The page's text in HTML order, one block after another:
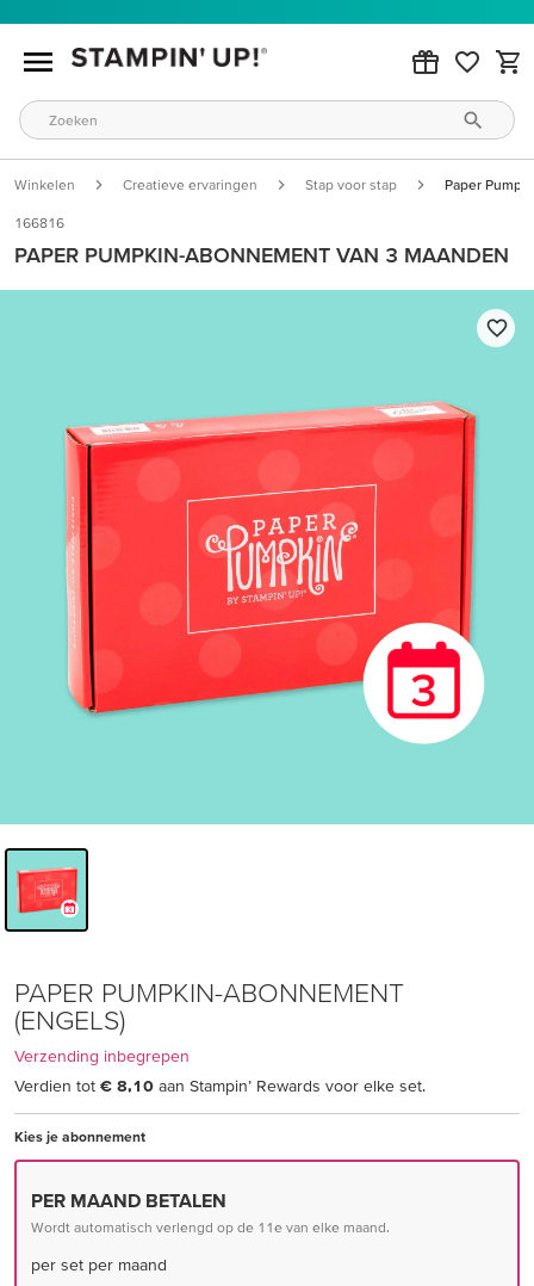
Winkelen Creatieve ervaringen Stap voor stap Paper
166816
PAPER PUMPKIN-ABONNEMENT VAN 3 MAANDEN
PAPER PUMPKIN-ABONNEMENT
(ENGELS)
Verzending inbegrepen
Verdien tot € 8,10 aan Stampin’ Rewards voor elke set.
Kies je abonnement
PER MAAND BETALEN
Wordt automatisch verlengd op de 11e van elke maand.
per set per maand